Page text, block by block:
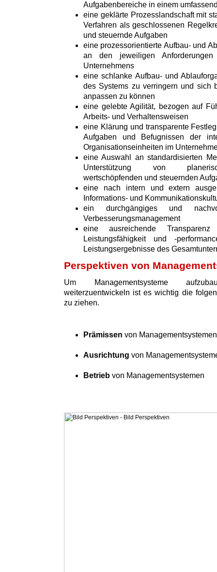
Aufgabenbereiche in einem
eine geklärte Prozesslandschaft mit
Verfahren als geschlossenen
und steuernde Aufgaben
eine prozessorientierte Aufbau- und
an den jeweiligen
Unternehmens
eine schlanke Aufbau- und
des Systems zu verringern und sich
anpassen zu können
eine gelebte Agilität, bezogen auf
Arbeits- und Verhaltensweisen
eine Klärung und transparente
Aufgaben und Befugnissen der
Organisationseinheiten im
eine Auswahl an standardisierten
Unterstützung von
wertschöpfenden und steuernden
eine nach intern und extern
Informations- und
ein durchgängiges und
Verbesserungsmanagement
eine ausreichende
Leistungsfähigkeit und -
Leistungsergebnisse des
Perspektiven von
Um Managementsysteme
weiterzuentwickeln ist es wichtig die
zu ziehen.
Prämissen von Managementsystemen
Ausrichtung von
Betrieb von Managementsystemen